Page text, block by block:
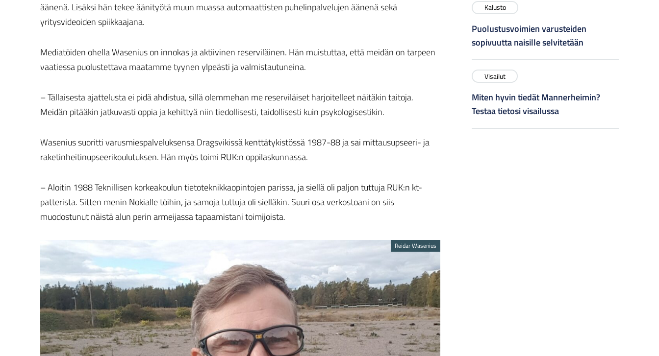
äänenä. Lisäksi hän tekee äänityötä muun muassa automaattisten puhelinpalvelujen äänenä sekä
yritysvideoiden spiikkaajana.
Mediatöiden ohella Wasenius on innokas ja aktiivinen reserviläinen. Hän muistuttaa, että meidän on tarpeen
vaatiessa puolustettava maatamme tyynen ylpeästi ja valmistautuneina.
– Tällaisesta ajattelusta ei pidä ahdistua, sillä olemmehan me reserviläiset harjoitelleet näitäkin taitoja.
Meidän pitääkin jatkuvasti oppia ja kehittyä niin tiedollisesti, taidollisesti kuin psykologisestikin.
Wasenius suoritti varusmiespalveluksensa Dragsvikissä kenttätykistössä 1987-88 ja sai mittausupseeri- ja
raketinheitinupseerikoulutuksen. Hän myös toimi RUK:n oppilaskunnassa.
– Aloitin 1988 Teknillisen korkeakoulun tietoteknikkaopintojen parissa, ja siellä oli paljon tuttuja RUK:n kt-
patterista. Sitten menin Nokialle töihin, ja samoja tuttuja oli sielläkin. Suuri osa verkostoani on siis
muodostunut näistä alun perin armeijassa tapaamistani toimijoista.
Reidar Wasenius
Kalusto
Puolustusvoimien varusteiden
sopivuutta naisille selvitetään
Visailut
Miten hyvin tiedät Mannerheimin?
Testaa tietosi visailussa